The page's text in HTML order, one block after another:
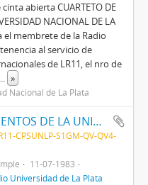
abierta CUARTETO DE
NACIONAL DE LA
el membrete de la Radio
al servicio de
de LR11, el nro de
... »
Nacional de La Plata
QUINTETO DE VIENTOS DE LA UNIVERSIDAD
CPSUNLP-S1GM-QV-QV4-
11-07-1983
Universidad de La Plata